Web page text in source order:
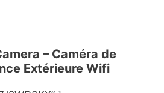
– Caméra de
Extérieure Wifi